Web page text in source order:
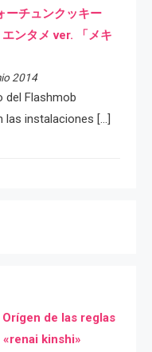
ーチュンクッキー
ンタメ ver. 「メキ
2014
del Flashmob
las instalaciones […]
Orígen de las reglas
kinshi»